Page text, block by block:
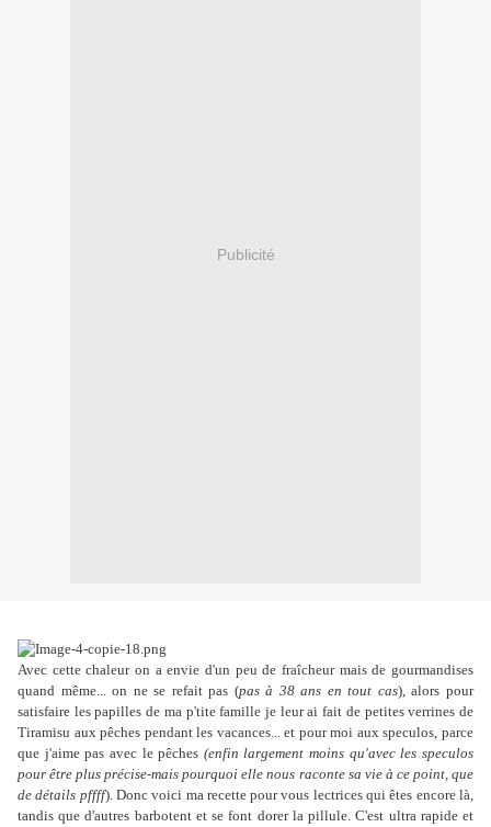
Publicité
Avec cette chaleur on a envie d'un peu de fraîcheur mais de gourmandises
quand même... on ne se refait pas (pas à 38 ans en tout cas), alors pour
satisfaire les papilles de ma p'tite famille je leur ai fait de petites verrines de
Tiramisu aux pêches pendant les vacances... et pour moi aux speculos, parce
que j'aime pas avec le pêches (enfin largement moins qu'avec les speculos
pour être plus précise-mais pourquoi elle nous raconte sa vie à ce point, que
de détails pffff). Donc voici ma recette pour vous lectrices qui êtes encore là,
tandis que d'autres barbotent et se font dorer la pillule. C'est ultra rapide et